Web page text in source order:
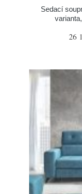
Sedací
26